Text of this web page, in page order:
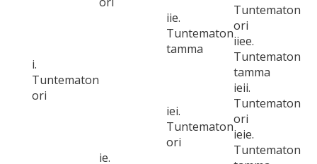
i.
Tuntematon
ori
iie.
Tuntematon
tamma
Tuntematon
ori
iiee.
Tuntematon
tamma
ie.
iei.
Tuntematon
ori
ieii.
Tuntematon
ori
ieie.
Tuntematon